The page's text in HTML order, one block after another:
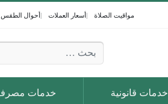
مواقيت الصلاة أسعار العملات أحوال الطقس
البحث عن:
خدمات قانونية خدمات